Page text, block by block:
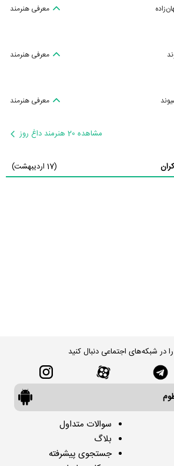
معرفی هنرمند
معرفی هنرمند
معرفی هنرمند
مشاهده 20 هنرمند داغ روز
(17 اردیبهشت)
در شبکه‌های اجتماعی دنبال کنید
سوالات متداول
بلاگ
جستجوی پیشرفته